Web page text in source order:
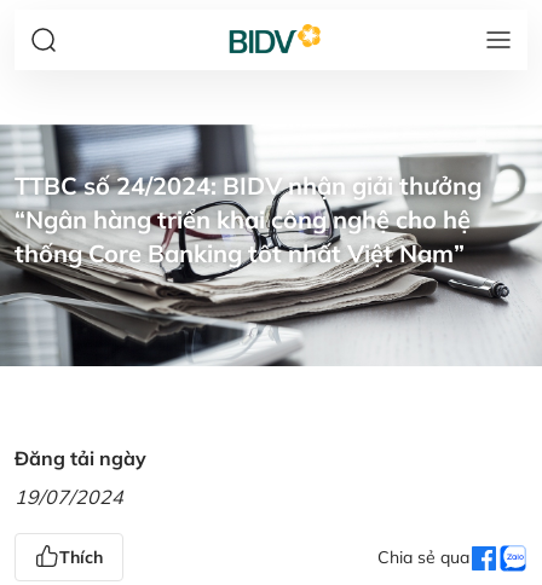
TTBC số 24/2024: BIDV nhận giải thưởng
“Ngân hàng triển khai công nghệ cho hệ
thống Core Banking tốt nhất Việt Nam”
Đăng tải ngày
19/07/2024
Thích Chia sẻ qua